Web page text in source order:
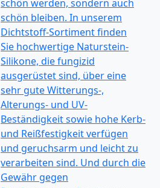
schön werden, sondern auch
schön bleiben. In unserem
Dichtstoff-Sortiment finden
Sie hochwertige Naturstein-
Silikone, die fungizid
ausgerüstet sind, über eine
sehr gute Witterungs-,
Alterungs- und UV-
Beständigkeit sowie hohe Kerb-
und Reißfestigkeit verfügen
und geruchsarm und leicht zu
verarbeiten sind. Und durch die
Gewähr gegen